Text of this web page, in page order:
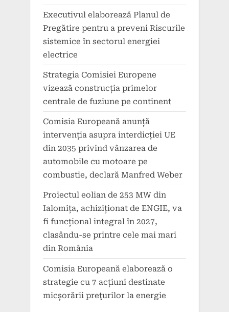
Executivul elaborează Planul de
Pregătire pentru a preveni Riscurile
sistemice în sectorul energiei
electrice
Strategia Comisiei Europene
vizează construcția primelor
centrale de fuziune pe continent
Comisia Europeană anunță
intervenția asupra interdicției UE
din 2035 privind vânzarea de
automobile cu motoare pe
combustie, declară Manfred Weber
Proiectul eolian de 253 MW din
Ialomița, achiziționat de ENGIE, va
fi funcțional integral în 2027,
clasându-se printre cele mai mari
din România
Comisia Europeană elaborează o
strategie cu 7 acțiuni destinate
micșorării preţurilor la energie